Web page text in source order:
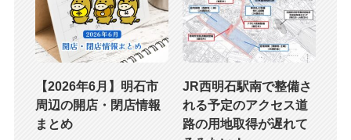
【2026年6月】明石市
周辺の開店・閉店情報
まとめ
JR西明石駅南で整備さ
れる予定のアクセス道
路の用地取得が遅れて